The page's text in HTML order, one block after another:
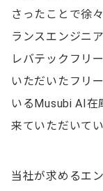
さったことで徐
ランスエンジニ
レバテックフリ
いただいたフリ
いるMusubi AI在
来ていただいてい
当社が求めるエ